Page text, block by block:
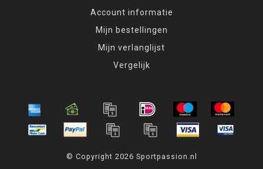
Account informatie
Mijn bestellingen
Mijn verlanglijst
Vergelijk
© Copyright 2026 Sportpassion.nl